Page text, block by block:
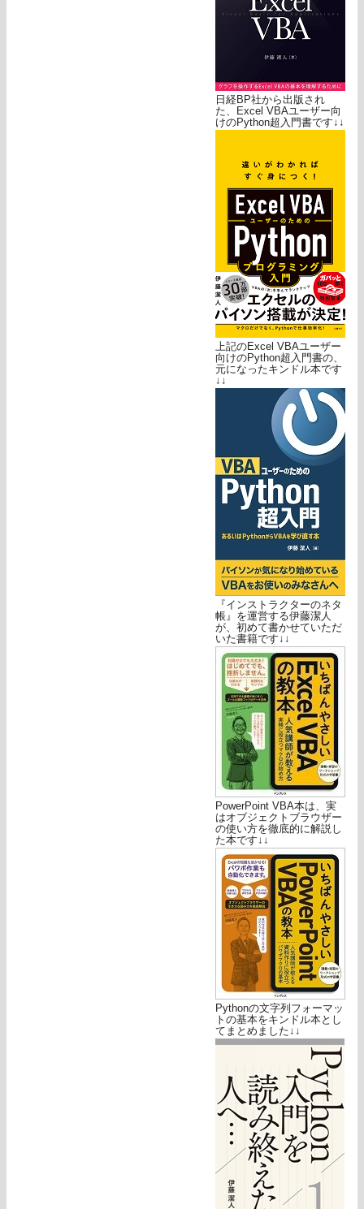
日経BP社から出版され
た、Excel VBAユーザー向
けのPython超入門書です↓↓
上記のExcel VBAユーザー
向けのPython超入門書の、
元になったキンドル本です
↓↓
『インストラクターのネタ
帳』を運営する伊藤潔人
が、初めて書かせていただ
いた書籍です↓↓
PowerPoint VBA本は、実
はオブジェクトブラウザー
の使い方を徹底的に解説し
た本です↓↓
Pythonの文字列フォーマッ
トの基本をキンドル本とし
てまとめました↓↓